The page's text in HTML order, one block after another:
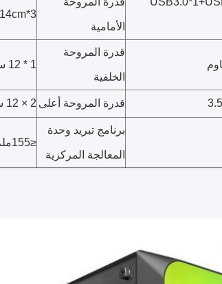
الأمامية
3*12cm/2*14cm ((اختياري)
قدرة المروحة
الخلفية
1 * 12 سم ((اختياري)
قدرة المروحة أعلى 2 × 12 سم ((اختياري)
برنامج تبريد وحدة
المعالجة المركزية
≤155ملم